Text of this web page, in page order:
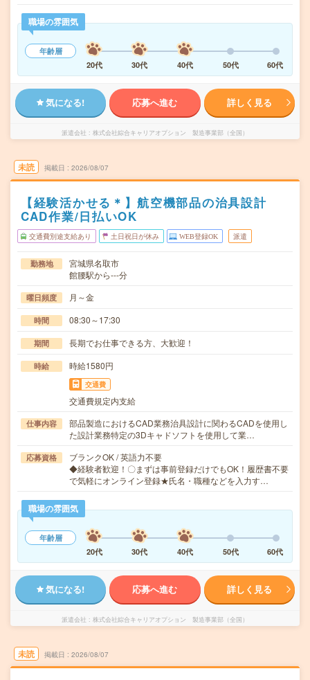
職場の雰囲気
年齢層
20代
30代 40代 50代 60代
気になる! 応募へ進む 詳しく見る
派遣会社 株式会社綜合キャリアオプション 製造事業部（全国）
未読 掲載日 2026/08/07
【経験活かせる＊】航空機部品の治具設計
CAD作業/日払いOK
交通費別途支給あり 土日祝日が休み WEB登録OK 派遣
勤務地
宮城県名取市
館腰駅から---分
曜日頻度 月～金
時間 08:30～17:30
期間 長期でお仕事できる方、大歓迎！
時給 時給1580円
交通費
交通費規定内支給
仕事内容
部品製造におけるCAD業務治具設計に関わるCADを使用し
た設計業務特定の3Dキャドソフトを使用して業…
応募資格
ブランクOK / 英語力不要
◆経験者歓迎！〇まずは事前登録だけでもOK！履歴書不要
で気軽にオンライン登録★氏名・職種などを入力す…
職場の雰囲気
年齢層
20代
30代 40代 50代 60代
気になる! 応募へ進む 詳しく見る
派遣会社 株式会社綜合キャリアオプション 製造事業部（全国）
未読 掲載日 2026/08/07